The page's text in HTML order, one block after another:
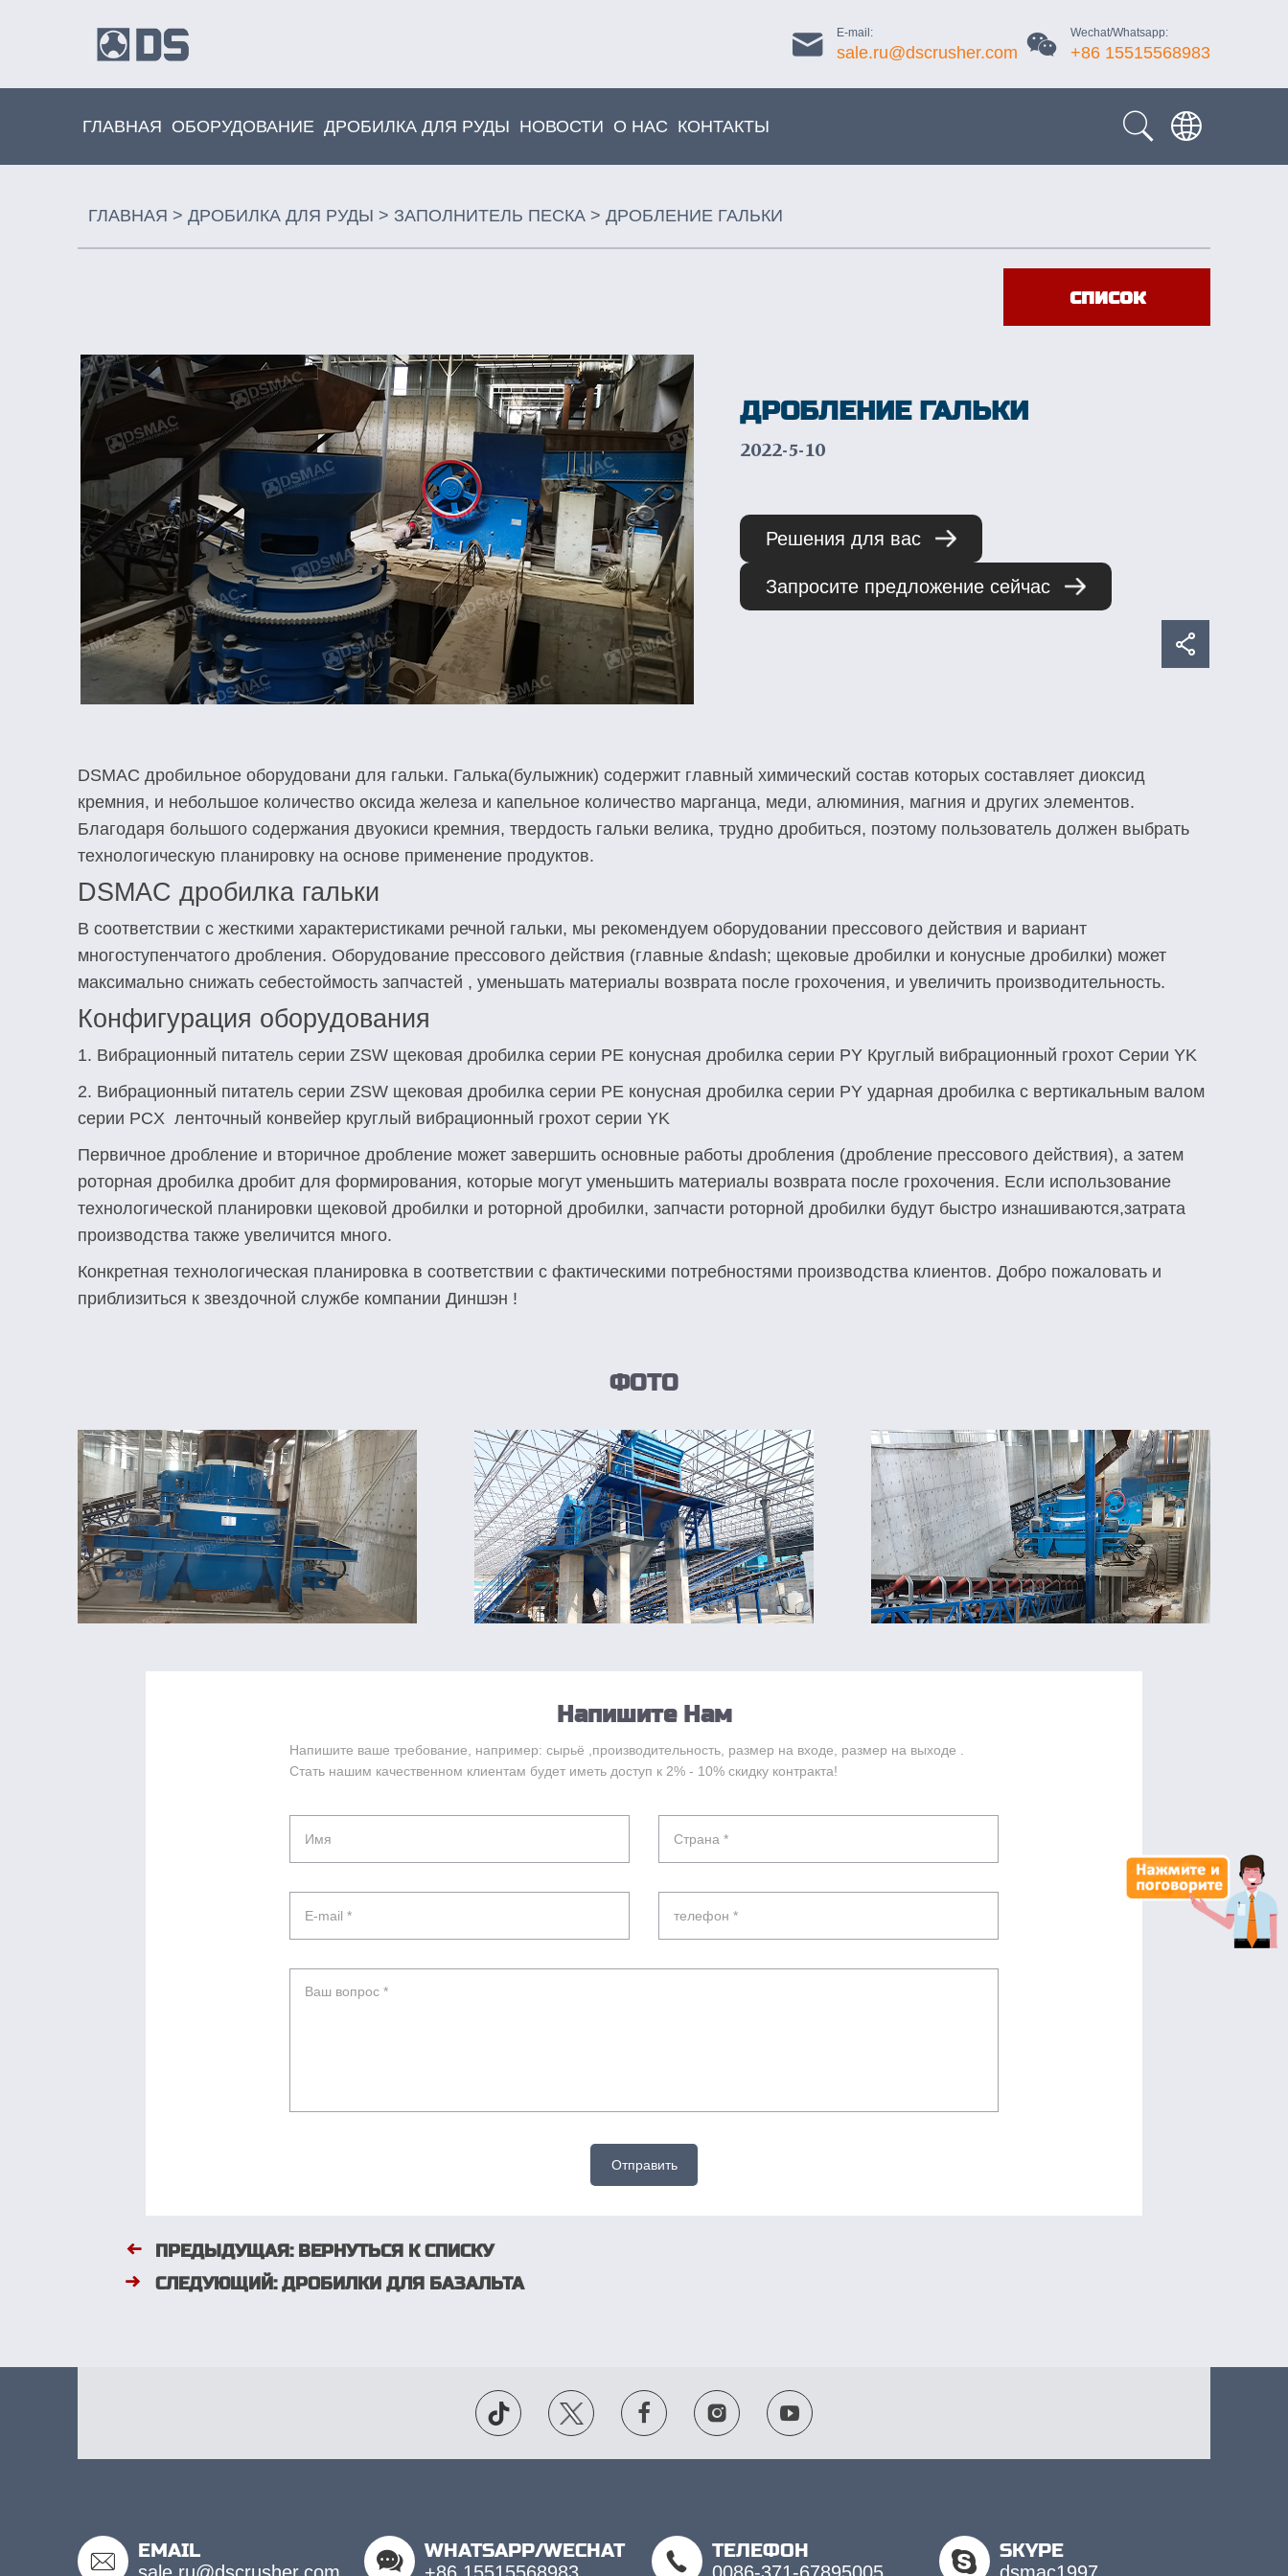
E-mail:
sale.ru@dscrusher.com
Wechat/Whatsapp:
+86 15515568983
ГЛАВНАЯ ОБОРУДОВАНИЕ ДРОБИЛКА ДЛЯ РУДЫ НОВОСТИ О НАС КОНТАКТЫ
ГЛАВНАЯ > ДРОБИЛКА ДЛЯ РУДЫ > ЗАПОЛНИТЕЛЬ ПЕСКА> ДРОБЛЕНИЕ ГАЛЬКИ
список
ДРОБЛЕНИЕ ГАЛЬКИ
2022-5-10
Решения для вас
Запросите предложение сейчас
Facebook
Twitter
DSMAC дробильное оборудовани для гальки. Галька(булыжник) содержит главный химический состав которых составляет диоксид
кремния, и небольшое количество оксида железа и капельное количество марганца, меди, алюминия, магния и других элементов.
Благодаря большого содержания двуокиси кремния, твердость гальки велика, трудно дробиться, поэтому пользователь должен выбрать
технологическую планировку на основе применение продуктов.
DSMAC дробилка гальки
В соответствии с жесткими характеристиками речной гальки, мы рекомендуем оборудовании прессового действия и вариант
многоступенчатого дробления. Оборудование прессового действия (главные &ndash; щековые дробилки и конусные дробилки) может
максимально снижать себестоймость запчастей , уменьшать материалы возврата после грохочения, и увеличить производительность.
Конфигурация оборудования
1. Вибрационный питатель серии ZSW щековая дробилка серии PE конусная дробилка серии PY Круглый вибрационный грохот Серии YK
2. Вибрационный питатель серии ZSW щековая дробилка серии PE конусная дробилка серии PY ударная дробилка с вертикальным валом
серии PCX ленточный конвейер круглый вибрационный грохот серии YK
Первичное дробление и вторичное дробление может завершить основные работы дробления (дробление прессового действия), а затем
роторная дробилка дробит для формирования, которые могут уменьшить материалы возврата после грохочения. Если использование
технологической планировки щековой дробилки и роторной дробилки, запчасти роторной дробилки будут быстро изнашиваются,затрата
производства также увеличится много.
Конкретная технологическая планировка в соответствии с фактическими потребностями производства клиентов. Добро пожаловать и
приблизиться к звездочной службе компании Диншэн !
ФОТО
Напишите Нам
Напишите ваше требование, например: сырьё ,производительность, размер на входе, размер на выходе .
Стать нашим качественном клиентам будет иметь доступ к 2% - 10% скидку контракта!
Отправить
ПРЕДЫДУЩАЯ: ВЕРНУТЬСЯ К СПИСКУ
СЛЕДУЮЩИЙ: ДРОБИЛКИ ДЛЯ БАЗАЛЬТА
EMAIL WHATSAPP/WECHAT ТЕЛЕФОН SKYPE